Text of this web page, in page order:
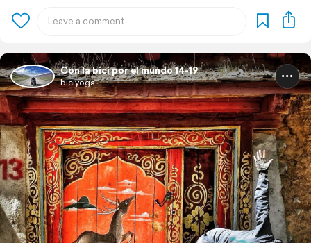
Con la bici por el mundo 14-19
biciyoga